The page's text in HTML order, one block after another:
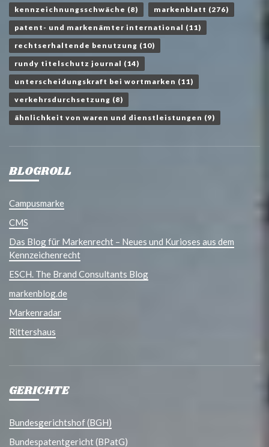
kennzeichnungsschwäche (8) markenblatt (276)
patent- und markenämter international (11)
rechtserhaltende benutzung (10)
rundy titelschutz journal (14)
unterscheidungskraft bei wortmarken (11)
verkehrsdurchsetzung (8)
ähnlichkeit von waren und dienstleistungen (9)
BLOGROLL
Campusmarke
CMS
Das Blog für Markenrecht – Neues und Kurioses aus dem
Kennzeichenrecht
ESCH. The Brand Consultants Blog
markenblog.de
Markenradar
Rittershaus
GERICHTE
Bundesgerichtshof (BGH)
Bundespatentgericht (BPatG)